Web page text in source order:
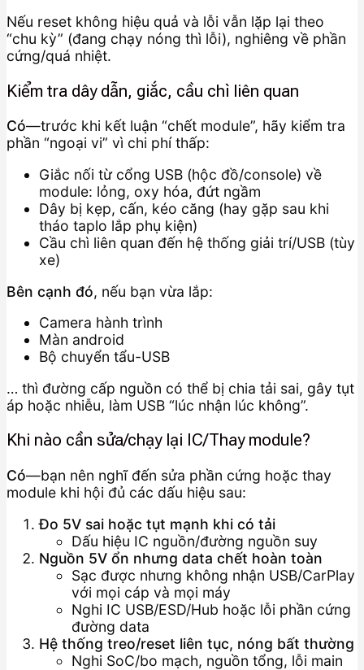
Nếu reset không hiệu quả và lỗi vẫn lặp lại theo
“chu kỳ” (đang chạy nóng thì lỗi), nghiêng về phần
cứng/quá nhiệt.
Kiểm tra dây dẫn, giắc, cầu chì liên quan
Có—trước khi kết luận “chết module”, hãy kiểm tra
phần “ngoại vi” vì chi phí thấp:
Giắc nối từ cổng USB (hộc đồ/console) về
module: lỏng, oxy hóa, đứt ngầm
Dây bị kẹp, cấn, kéo căng (hay gặp sau khi
tháo taplo lắp phụ kiện)
Cầu chì liên quan đến hệ thống giải trí/USB (tùy
xe)
Bên cạnh đó, nếu bạn vừa lắp:
Camera hành trình
Màn android
Bộ chuyển tẩu-USB
… thì đường cấp nguồn có thể bị chia tải sai, gây tụt
áp hoặc nhiễu, làm USB “lúc nhận lúc không”.
Khi nào cần sửa/chạy lại IC/Thay module?
Có—bạn nên nghĩ đến sửa phần cứng hoặc thay
module khi hội đủ các dấu hiệu sau:
Đo 5V sai hoặc tụt mạnh khi có tải
Dấu hiệu IC nguồn/đường nguồn suy
Nguồn 5V ổn nhưng data chết hoàn toàn
Sạc được nhưng không nhận USB/CarPlay
với mọi cáp và mọi máy
Nghi IC USB/ESD/Hub hoặc lỗi phần cứng
đường data
Hệ thống treo/reset liên tục, nóng bất thường
Nghi SoC/bo mạch, nguồn tổng, lỗi main